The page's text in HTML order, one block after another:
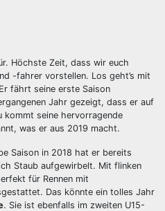
Höchste Zeit, dass wir euch
-fahrer vorstellen. Los geht’s mit
fährt seine erste Saison
Jahr gezeigt, dass er auf
kommt seine hervorragende
was er aus 2019 macht.
Saison in 2018 hat er bereits
Staub aufgewirbelt. Mit flinken
für Rennen mit
Das könnte ein tolles Jahr
. Sie ist ebenfalls im zweiten U15-